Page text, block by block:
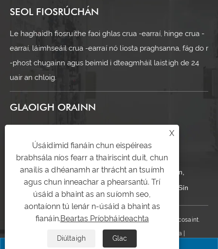
SEOL FIOSRÚCHÁN
Le haghaidh fiosruithe faoi ghlas crua -earraí, hinge crua -
earraí, láimhseáil crua -earraí nó liosta praghsanna, fág do r
-phost chugainn agus beimid i dteagmháil laistigh de 24
uair an chloig.
GLAOIGH ORAINN
Uimh. 16, Bóthar Jingyun, Páirc Tionscail Jingshan,
Huanghua, Cathair Yueqing, Cúige Zhejiang, an tSín
Cóipcheart © 2025 Zhejiang Yitai Lock Co., Ltd Gach ceart ar cosaint.
Beartas Príobháideachta
X
Úsáidimid fianáin chun eispéireas
brabhsála níos fearr a thairiscint duit, chun
anailís a dhéanamh ar thrácht an tsuímh
agus chun inneachar a phearsantú. Trí
úsáid a bhaint as an suíomh seo,
aontaíonn tú lenár n-úsáid a bhaint as
fianáin.Beartas Príobháideachta
Diúltaigh Glac